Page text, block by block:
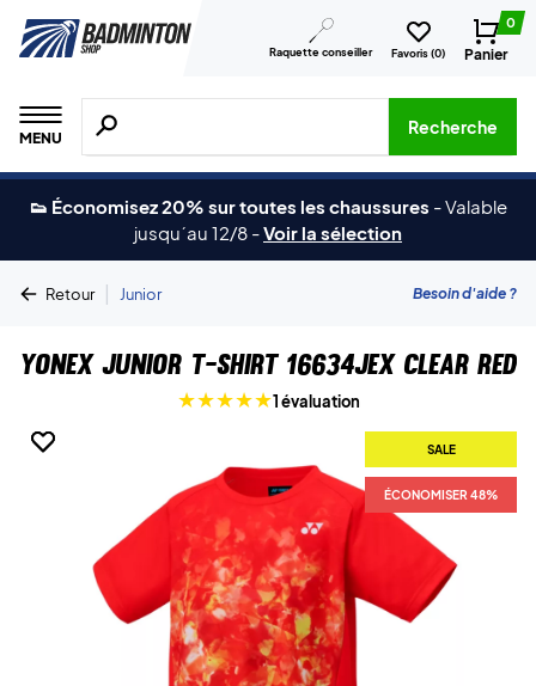
Raquette conseiller Favoris (0)
0
Panier
MENU
Recherche de produits, de marques, etc.
Recherche
👟 Économisez 20% sur toutes les chaussures -Valable
jusqu´au 12/8 -Voir la sélection
Retour | Junior Besoin d'aide ?
Yonex Junior T-shirt 16634JEX Clear Red
1 évaluation
SALE
ÉCONOMISER 48%
SALE
ÉCONOMISER 48%